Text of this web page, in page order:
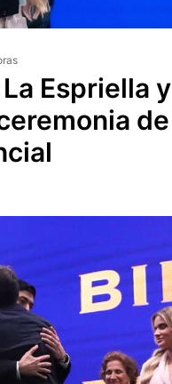
Espriella y
de